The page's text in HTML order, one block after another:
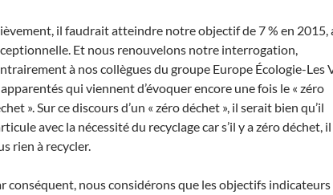
il faudrait atteindre notre objectif de 7 % en 2015,
Et nous renouvelons notre interrogation,
à nos collègues du groupe Europe Écologie-Les
qui viennent d’évoquer encore une fois le « zéro
». Sur ce discours d’un « zéro déchet », il serait bien qu’il
avec la nécessité du recyclage car s’il y a zéro déchet, il
rien à recycler.
conséquent, nous considérons que les objectifs